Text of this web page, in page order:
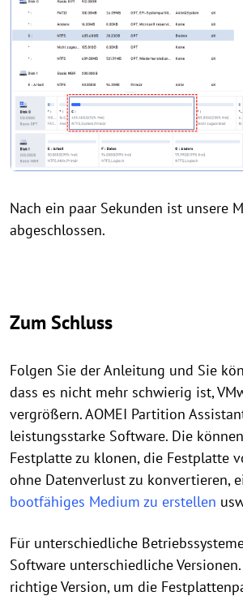
Nach ein paar Sekunden ist unsere
abgeschlossen.
Zum Schluss
Folgen Sie der Anleitung und Sie
dass es nicht mehr schwierig ist,
vergrößern. AOMEI Partition
leistungsstarke Software. Die
Festplatte zu klonen, die Festplatte
ohne Datenverlust zu konvertieren,
bootfähiges Medium zu erstellen
Für unterschiedliche
Software unterschiedliche
richtige Version, um die